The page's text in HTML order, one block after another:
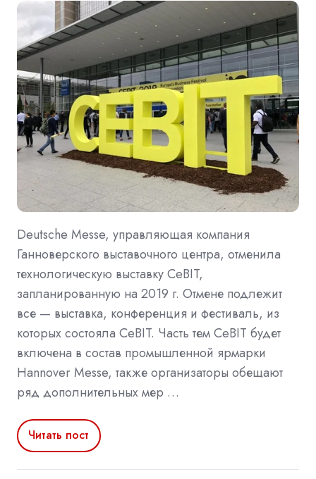
Deutsche Messe, управляющая компания
Ганноверского выставочного центра, отменила
технологическую выставку CeBIT,
запланированную на 2019 г. Отмене подлежит
все — выставка, конференция и фестиваль, из
которых состояла CeBIT. Часть тем CeBIT будет
включена в состав промышленной ярмарки
Hannover Messe, также организаторы обещают
ряд дополнительных мер …
Читать пост